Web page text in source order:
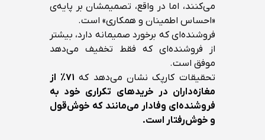
می‌کنند، اما در واقع، تصمیمشان بر پایه‌ی
«احساس اطمینان و همکاری» است.
فروشنده‌ای که برخورد صمیمانه دارد، بیشتر
از فروشنده‌ای که فقط تخفیف می‌دهد
موفق است.
تحقیقات کارپک نشان می‌دهد که
۷۱٪ از
مغازه‌داران در خریدهای تکراری خود به
فروشنده‌ای وفادار می‌مانند که خوش‌قول
و خوش‌رفتار است.